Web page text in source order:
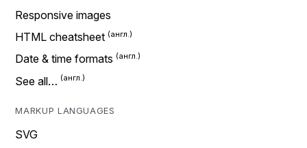
Responsive images
HTML cheatsheet
Date & time formats
See all…
MARKUP LANGUAGES
SVG